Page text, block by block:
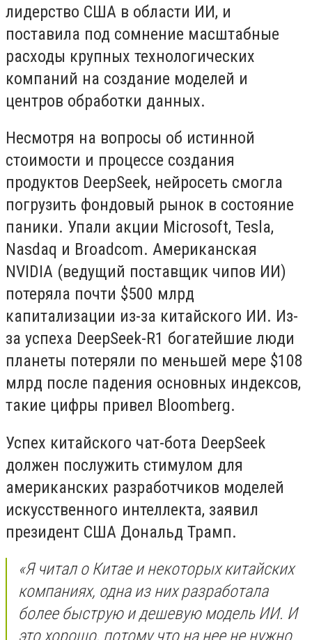
лидерство США в области ИИ, и
поставила под сомнение масштабные
расходы крупных технологических
компаний на создание моделей и
центров обработки данных.
Несмотря на вопросы об истинной
стоимости и процессе создания
продуктов DeepSeek, нейросеть смогла
погрузить фондовый рынок в состояние
паники. Упали акции Microsoft, Tesla,
Nasdaq и Broadcom. Американская
NVIDIA (ведущий поставщик чипов ИИ)
потеряла почти $500 млрд
капитализации из-за китайского ИИ. Из-
за успеха DeepSeek-R1 богатейшие люди
планеты потеряли по меньшей мере $108
млрд после падения основных индексов,
такие цифры привел Bloomberg.
Успех китайского чат-бота DeepSeek
должен послужить стимулом для
американских разработчиков моделей
искусственного интеллекта, заявил
президент США Дональд Трамп.
«Я читал о Китае и некоторых китайских
компаниях, одна из них разработала
более быструю и дешевую модель ИИ. И
это хорошо, потому что на нее не нужно